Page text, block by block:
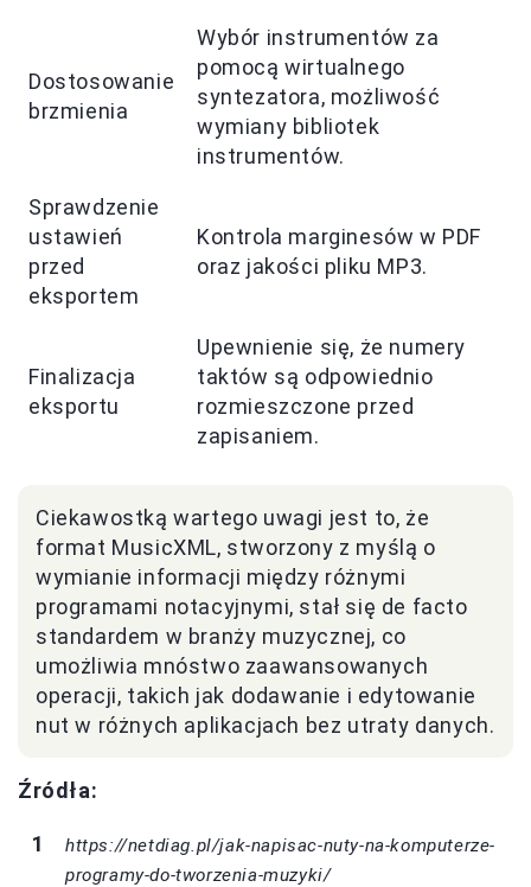
Dostosowanie
brzmienia
Wybór instrumentów za
pomocą wirtualnego
syntezatora, możliwość
wymiany bibliotek
instrumentów.
Sprawdzenie
ustawień
przed
eksportem
Kontrola marginesów w PDF
oraz jakości pliku MP3.
Finalizacja
eksportu
Upewnienie się, że numery
taktów są odpowiednio
rozmieszczone przed
zapisaniem.
Ciekawostką wartego uwagi jest to, że
format MusicXML, stworzony z myślą o
wymianie informacji między różnymi
programami notacyjnymi, stał się de facto
standardem w branży muzycznej, co
umożliwia mnóstwo zaawansowanych
operacji, takich jak dodawanie i edytowanie
nut w różnych aplikacjach bez utraty danych.
Źródła:
https://netdiag.pl/jak-napisac-nuty-na-komputerze-
programy-do-tworzenia-muzyki/